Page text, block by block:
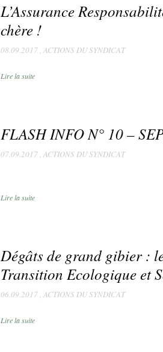
L’Assurance
chère !
08.09.2017, ACTIONS DU SYNDICAT
Lire la suite
FLASH INFO N° 10 –
07.09.2017, ACTIONS DU SYNDICAT
Lire la suite
Dégâts de grand gibier :
Transition Ecologique et
06.09.2017, ACTIONS DU SYNDICAT
Lire la suite